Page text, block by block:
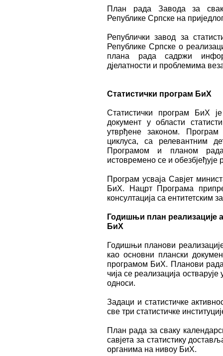
План рада Завода за
Републике Српске на
Републички завод за
Републике Српске о
плана рада садржи
дјелатности и проблемима
Статистички програм БиХ
Статистички програм БиХ
документ у области
утврђене законом.
циклуса, са релевантним
Програмом и планом рада
истовремено се и обезбјеђује
Програм усваја Савјет
БиХ. Нацрт Програма
консултација са ентитетским
Годишњи план реализације
БиХ
Годишњи планови
као основни плански
програмом БиХ. Планови
чија се реализација
односи.
Задаци и статистичке
све три статистичке
План рада за сваку
савјета за статистику
органима на нивоу БиХ.